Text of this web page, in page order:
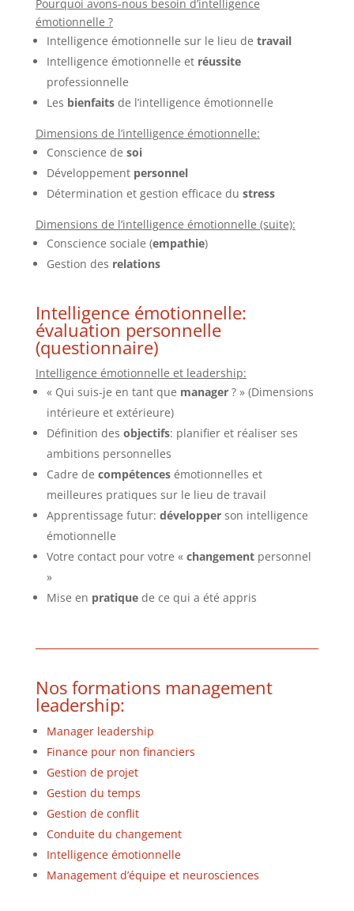
Pourquoi avons-nous besoin d’intelligence
émotionnelle ?
Intelligence émotionnelle sur le lieu de travail
Intelligence émotionnelle et réussite
professionnelle
Les bienfaitsde l’intelligence émotionnelle
Dimensions de l’intelligence émotionnelle:
Conscience de soi
Développement personnel
Détermination et gestion efficace du stress
Dimensions de l’intelligence émotionnelle (suite):
Conscience sociale (empathie)
Gestion des relations
Intelligence émotionnelle:
évaluation personnelle
(questionnaire)
Intelligence émotionnelle et leadership:
« Qui suis-je en tant que manager? » (Dimensions
intérieure et extérieure)
Définition des objectifs: planifier et réaliser ses
ambitions personnelles
Cadre de compétencesémotionnelles et
meilleures pratiques sur le lieu de travail
Apprentissage futur: développerson intelligence
émotionnelle
Votre contact pour votre « changementpersonnel
»
Mise en pratiquede ce qui a été appris
Nos formations management
leadership:
Manager leadership
Finance pour non financiers
Gestion de projet
Gestion du temps
Gestion de conflit
Conduite du changement
Intelligence émotionnelle
Management d’équipe et neurosciences